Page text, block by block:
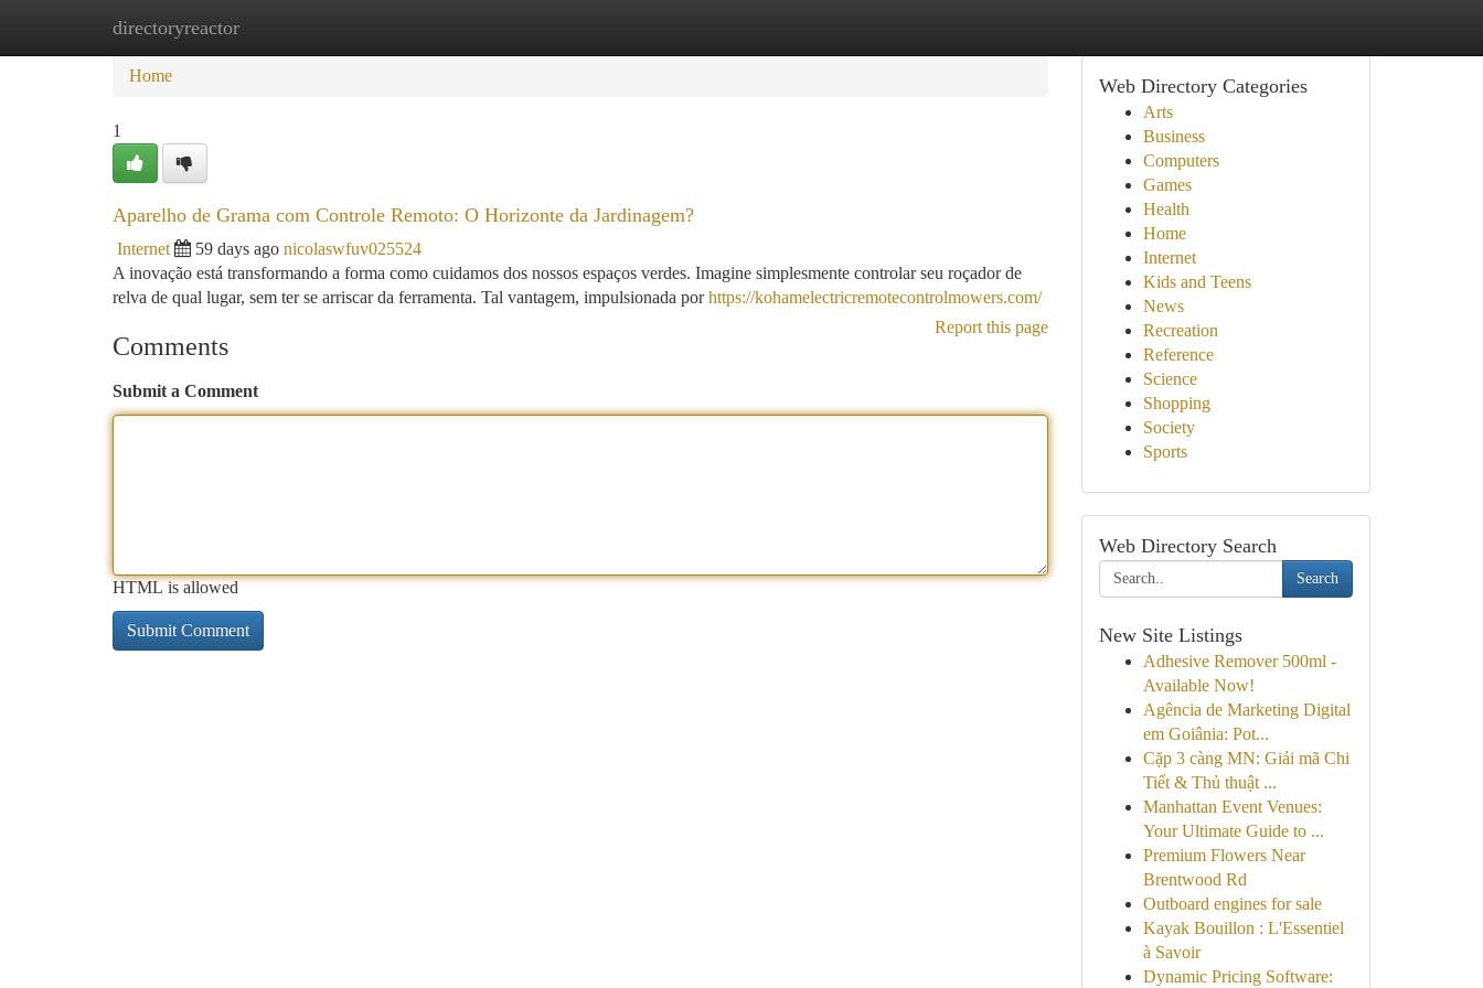
directoryreactor
Home New Site Listings
Home
1
Aparelho de Grama com Controle Remoto: O Horizonte da Jardinagem?
Internet 59 days ago nicolaswfuv025524
A inovação está transformando a forma como cuidamos dos nossos espaços verdes. Imagine simplesmente controlar seu roçador de
relva de qual lugar, sem ter se arriscar da ferramenta. Tal vantagem, impulsionada porhttps://kohamelectricremotecontrolmowers.com/
Report this page
Comments
Submit a Comment
HTML is allowed
Web Directory Categories
Arts
Business
Computers
Games
Health
Home
Internet
Kids and Teens
News
Recreation
Reference
Science
Shopping
Society
Sports
Web Directory Search
Search
New Site Listings
Adhesive Remover 500ml -
Available Now!
Agência de Marketing Digital
em Goiânia: Pot...
Cặp 3 càng MN: Giải mã Chi
Tiết & Thủ thuật ...
Manhattan Event Venues:
Your Ultimate Guide to ...
Premium Flowers Near
Brentwood Rd
Outboard engines for sale
Kayak Bouillon : L'Essentiel
à Savoir
Dynamic Pricing Software: